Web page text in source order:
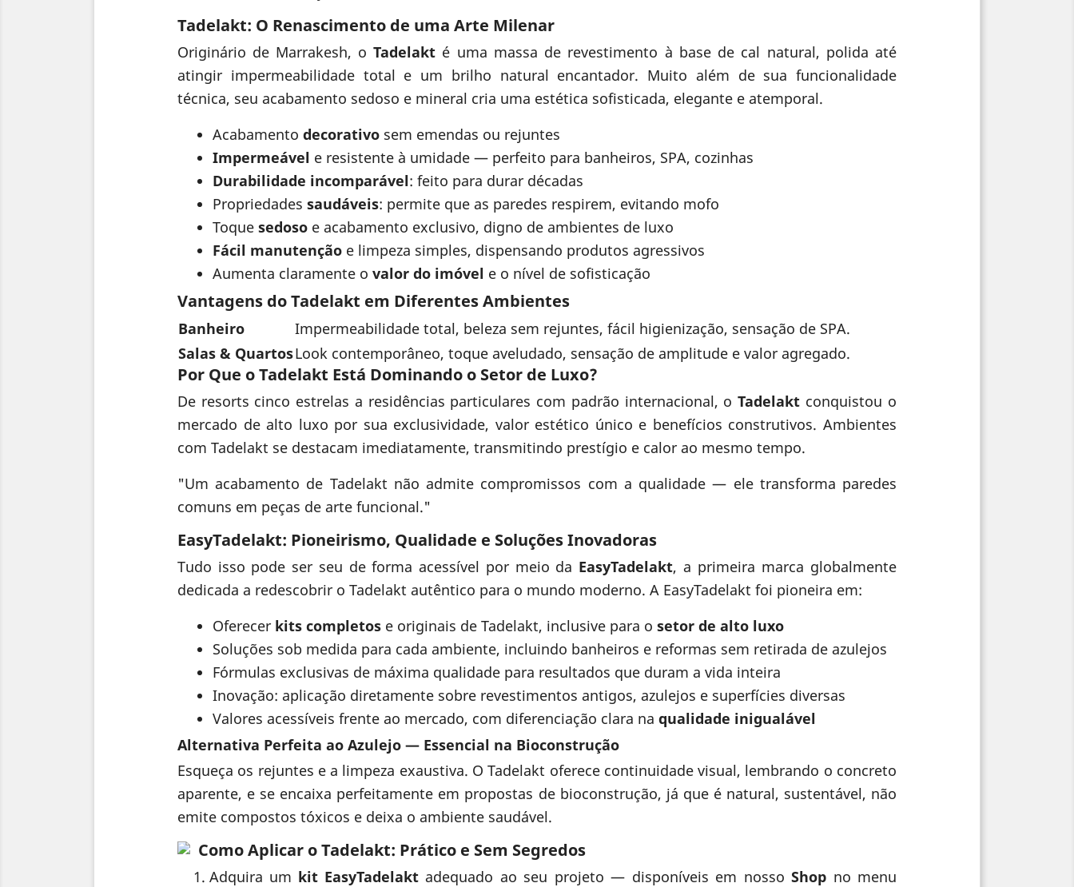
Tadelakt: O Renascimento de uma Arte Milenar
Originário de Marrakesh, o Tadelakt é uma massa de revestimento à base de cal natural, polida até
atingir impermeabilidade total e um brilho natural encantador. Muito além de sua funcionalidade
técnica, seu acabamento sedoso e mineral cria uma estética sofisticada, elegante e atemporal.
Acabamento decorativo sem emendas ou rejuntes
Impermeável e resistente à umidade — perfeito para banheiros, SPA, cozinhas
Durabilidade incomparável: feito para durar décadas
Propriedades saudáveis: permite que as paredes respirem, evitando mofo
Toque sedoso e acabamento exclusivo, digno de ambientes de luxo
Fácil manutenção e limpeza simples, dispensando produtos agressivos
Aumenta claramente o valor do imóvel e o nível de sofisticação
Vantagens do Tadelakt em Diferentes Ambientes
Banheiro
Impermeabilidade total, beleza sem rejuntes, fácil higienização, sensação de SPA.
Salas & QuartosLook contemporâneo, toque aveludado, sensação de amplitude e valor agregado.
Por Que o Tadelakt Está Dominando o Setor de Luxo?
De resorts cinco estrelas a residências particulares com padrão internacional, o Tadelakt conquistou o
mercado de alto luxo por sua exclusividade, valor estético único e benefícios construtivos. Ambientes
com Tadelakt se destacam imediatamente, transmitindo prestígio e calor ao mesmo tempo.
"Um acabamento de Tadelakt não admite compromissos com a qualidade — ele transforma paredes
comuns em peças de arte funcional."
EasyTadelakt: Pioneirismo, Qualidade e Soluções Inovadoras
Tudo isso pode ser seu de forma acessível por meio da EasyTadelakt, a primeira marca globalmente
dedicada a redescobrir o Tadelakt autêntico para o mundo moderno. A EasyTadelakt foi pioneira em:
Oferecer kits completos e originais de Tadelakt, inclusive para o setor de alto luxo
Soluções sob medida para cada ambiente, incluindo banheiros e reformas sem retirada de azulejos
Fórmulas exclusivas de máxima qualidade para resultados que duram a vida inteira
Inovação: aplicação diretamente sobre revestimentos antigos, azulejos e superfícies diversas
Valores acessíveis frente ao mercado, com diferenciação clara na qualidade inigualável
Alternativa Perfeita ao Azulejo — Essencial na Bioconstrução
Esqueça os rejuntes e a limpeza exaustiva. O Tadelakt oferece continuidade visual, lembrando o concreto
aparente, e se encaixa perfeitamente em propostas de bioconstrução, já que é natural, sustentável, não
emite compostos tóxicos e deixa o ambiente saudável.
Como Aplicar o Tadelakt: Prático e Sem Segredos
Adquira um kit EasyTadelakt adequado ao seu projeto — disponíveis em nosso Shop no menu